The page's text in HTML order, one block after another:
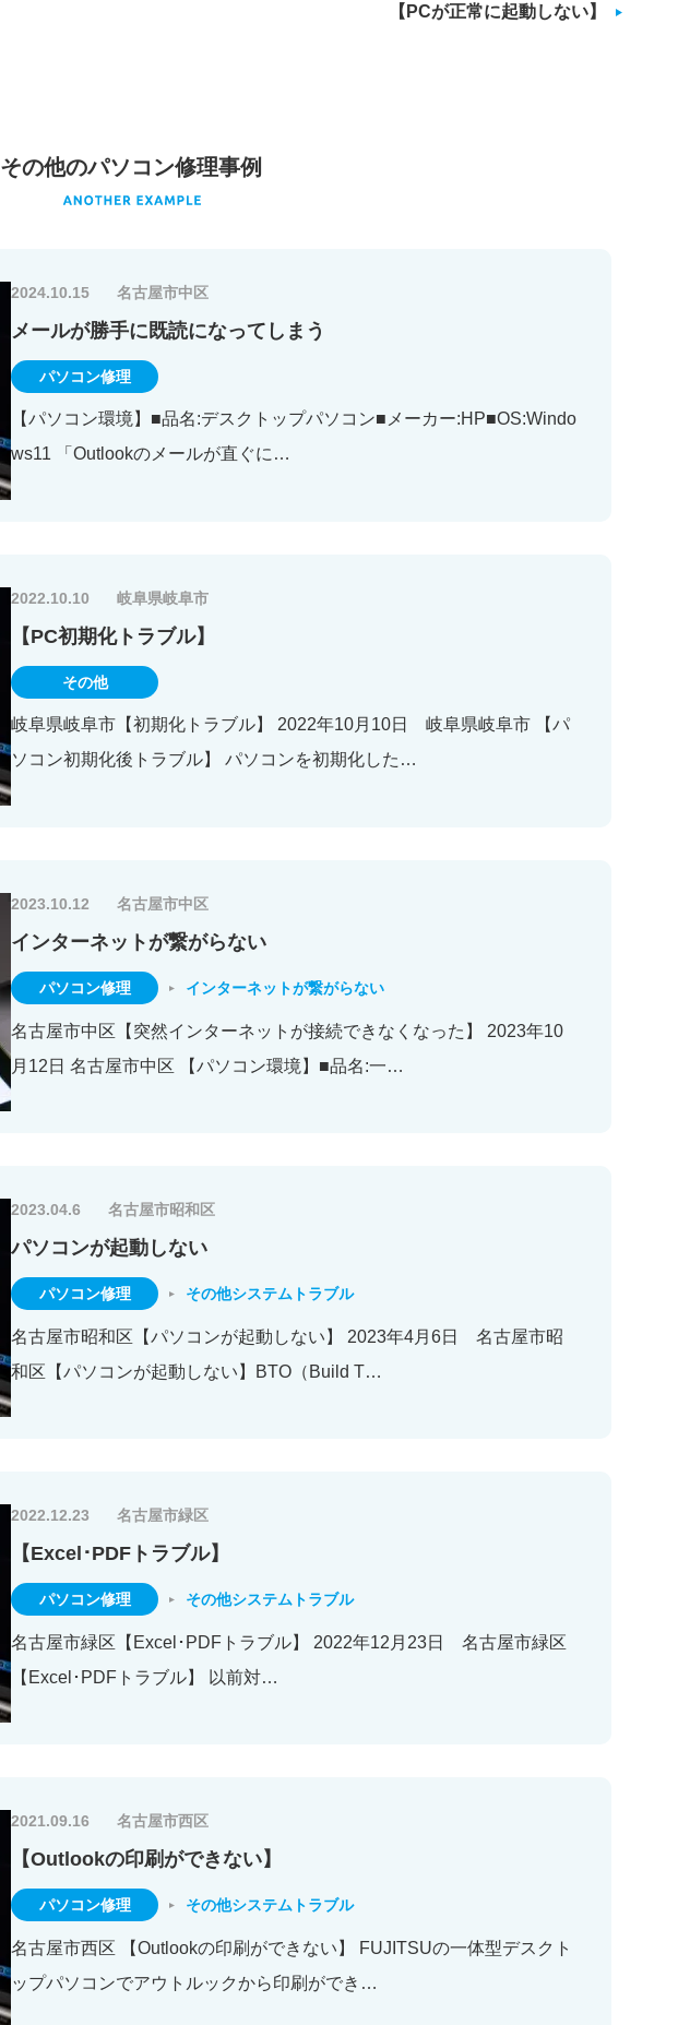
【PCが正常に起動しない】
その他のパソコン修理事例
メールが勝手に既読になってしまう
2024.10.15 名古屋市中区
パソコン修理
【パソコン環境】■品名:デスクトップパソコン■メーカー:HP■OS:Windo
ws11 「Outlookのメールが直ぐに…
【PC初期化トラブル】
2022.10.10 岐阜県岐阜市
その他
岐阜県岐阜市【初期化トラブル】 2022年10月10日 岐阜県岐阜市 【パ
ソコン初期化後トラブル】 パソコンを初期化した…
インターネットが繋がらない
2023.10.12 名古屋市中区
パソコン修理 インターネットが繋がらない
名古屋市中区【突然インターネットが接続できなくなった】 2023年10
月12日 名古屋市中区 【パソコン環境】■品名:一…
パソコンが起動しない
2023.04.6 名古屋市昭和区
パソコン修理 その他システムトラブル
名古屋市昭和区【パソコンが起動しない】 2023年4月6日 名古屋市昭
和区【パソコンが起動しない】BTO（Build T…
【Excel･PDFトラブル】
2022.12.23 名古屋市緑区
パソコン修理 その他システムトラブル
名古屋市緑区【Excel･PDFトラブル】 2022年12月23日 名古屋市緑区
【Excel･PDFトラブル】 以前対…
【Outlookの印刷ができない】
2021.09.16 名古屋市西区
パソコン修理 その他システムトラブル
名古屋市西区 【Outlookの印刷ができない】 FUJITSUの一体型デスクト
ップパソコンでアウトルックから印刷ができ…